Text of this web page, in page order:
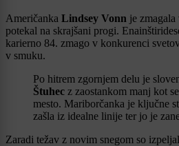
Američanka Lindsey Vonn je
potekal na skrajšani progi.
karierno 84. zmago v konkurenci
v smuku.
Po hitrem zgornjem delu je
Štuhec z zaostankom manj kot
mesto. Mariborčanka je ključne
zašla iz idealne linije ter jo je
Zaradi težav z novim snegom so